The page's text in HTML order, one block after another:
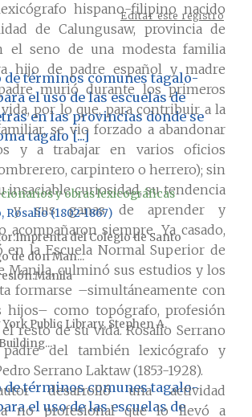
hispano-filipino nacido
de Calungusaw, provincia de
el seno de una modesta familia
hijo de padre español y madre
murió durante los primeros
por lo que, para contribuir a la
se vio forzado a abandonar
y a trabajar en varios oficios
carpintero o herrero); sin
insaciable curiosidad, su tendencia
y sus ganas de aprender y
acompañaron siempre. Ya casado,
en la Escuela Normal Superior de
Manila, culminó sus estudios y los
formarse –simultáneamente con
hijos– como topógrafo, profesión
resto de su vida. Rosalío Serrano
padre del también lexicógrafo y
Serrano Laktaw (1853-1928).
desarrolló una actividad
no profesional que lo llevó a
Editar este registro
términos comunes tagalo-
el uso de las escuelas de
en las provincias donde se
tagalo [...]
y obras lexicográficas
Rosalío (1802-1867)
Imprenta del Colegio de Santo
de don Man...
Manila
York Public Library, Stephen A.
términos comunes tagalo-
el uso de las escuelas de